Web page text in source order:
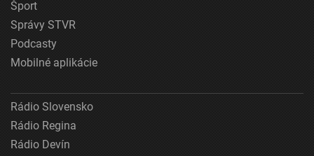
Šport
Správy STVR
Podcasty
Mobilné aplikácie
Rádio Slovensko
Rádio Regina
Rádio Devín